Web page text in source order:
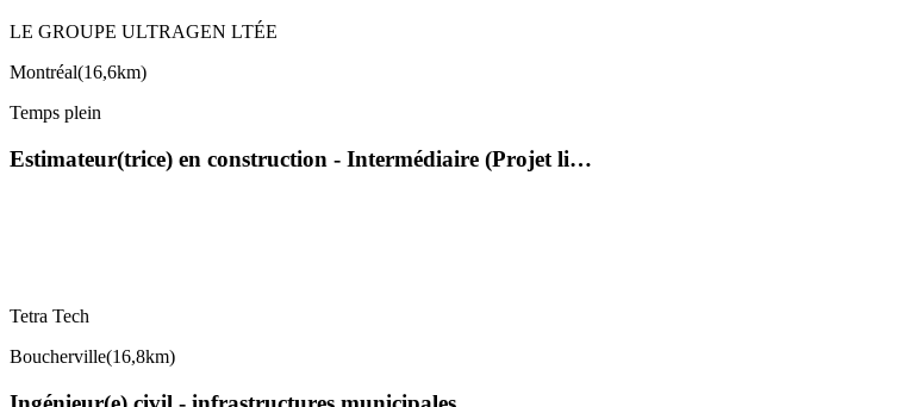
LE GROUPE ULTRAGEN LTÉE
Montréal(16,6km)
Temps plein
Estimateur(trice) en construction - Intermédiaire (Projet li…
Tetra Tech
Boucherville(16,8km)